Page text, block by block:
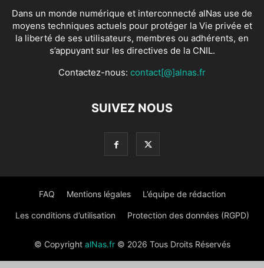
Dans un monde numérique et interconnecté alNas use de
moyens techniques actuels pour protéger la Vie privée et
la liberté de ses utilisateurs, membres ou adhérents, en
s’appuyant sur les directives de la CNIL.
Contactez-nous: contact[@]alnas.fr
SUIVEZ NOUS
FAQ Mentions légales L’équipe de rédaction
Les conditions d’utilisation Protection des données (RGPD)
© Copyright alNas.fr© 2026 Tous Droits Réservés